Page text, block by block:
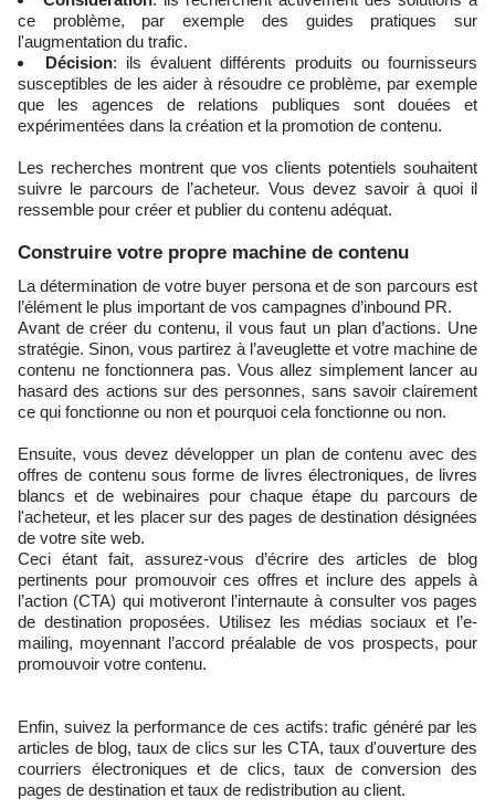
ce problème, par exemple des guides pratiques sur
l'augmentation du trafic.
Décision: ils évaluent différents produits ou fournisseurs
susceptibles de les aider à résoudre ce problème, par exemple
que les agences de relations publiques sont douées et
expérimentées dans la création et la promotion de contenu.
Les recherches montrent que vos clients potentiels souhaitent
suivre le parcours de l’acheteur. Vous devez savoir à quoi il
ressemble pour créer et publier du contenu adéquat.
Construire votre propre machine de contenu
La détermination de votre buyer persona et de son parcours est
l’élément le plus important de vos campagnes d’inbound PR.
Avant de créer du contenu, il vous faut un plan d’actions. Une
stratégie. Sinon, vous partirez à l’aveuglette et votre machine de
contenu ne fonctionnera pas. Vous allez simplement lancer au
hasard des actions sur des personnes, sans savoir clairement
ce qui fonctionne ou non et pourquoi cela fonctionne ou non.
Ensuite, vous devez développer un plan de contenu avec des
offres de contenu sous forme de livres électroniques, de livres
blancs et de webinaires pour chaque étape du parcours de
l'acheteur, et les placer sur des pages de destination désignées
de votre site web.
Ceci étant fait, assurez-vous d’écrire des articles de blog
pertinents pour promouvoir ces offres et inclure des appels à
l’action (CTA) qui motiveront l’internaute à consulter vos pages
de destination proposées. Utilisez les médias sociaux et l’e-
mailing, moyennant l’accord préalable de vos prospects, pour
promouvoir votre contenu.
Enfin, suivez la performance de ces actifs: trafic généré par les
articles de blog, taux de clics sur les CTA, taux d'ouverture des
courriers électroniques et de clics, taux de conversion des
pages de destination et taux de redistribution au client.